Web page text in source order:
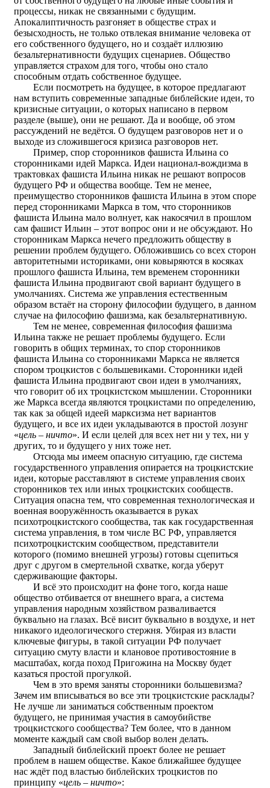
процессы, никак не связанными с будущим.
Апокалиптичность разгоняет в обществе страх и
безысходность, не только отвлекая внимание человека от
его собственного будущего, но и создаёт иллюзию
безальтернативности будущих сценариев. Общество
управляется страхом для того, чтобы оно стало
способным отдать собственное будущее.
Если посмотреть на будущее, в которое предлагают
нам вступить современные западные библейские идеи, то
кризисные ситуации, о которых написано в первом
разделе (выше), они не решают. Да и вообще, об этом
рассуждений не ведётся. О будущем разговоров нет и о
выходе из сложившегося кризиса разговоров нет.
Пример, спор сторонников фашиста Ильина со
сторонниками идей Маркса. Идеи национал-вождизма в
трактовках фашиста Ильина никак не решают вопросов
будущего РФ и общества вообще. Тем не менее,
преимущество сторонников фашиста Ильина в этом споре
перед сторонниками Маркса в том, что сторонников
фашиста Ильина мало волнует, как накосячил в прошлом
сам фашист Ильин – этот вопрос они и не обсуждают. Но
сторонникам Маркса нечего предложить обществу в
решении проблем будущего. Обложившись со всех сторон
авторитетными историками, они ковыряются в косяках
прошлого фашиста Ильина, тем временем сторонники
фашиста Ильина продвигают свой вариант будущего в
умолчаниях. Система же управления естественным
образом встаёт на сторону философии будущего, в данном
случае на философию фашизма, как безальтернативную.
Тем не менее, современная философия фашизма
Ильина также не решает проблемы будущего. Если
говорить в общих терминах, то спор сторонников
фашиста Ильина со сторонниками Маркса не является
спором троцкистов с большевиками. Сторонники идей
фашиста Ильина продвигают свои идеи в умолчаниях,
что говорит об их троцкистском мышлении. Сторонники
же Маркса всегда являются троцкистами по определению,
так как за общей идеей марксизма нет вариантов
будущего, и все их идеи укладываются в простой лозунг
«цель – ничто». И если целей для всех нет ни у тех, ни у
других, то и будущего у них тоже нет.
Отсюда мы имеем опасную ситуацию, где система
государственного управления опирается на троцкистские
идеи, которые расставляют в системе управления своих
сторонников тех или иных троцкистских сообществ.
Ситуация опасна тем, что современная технологическая и
военная вооружённость оказывается в руках
психотроцкистского сообщества, так как государственная
система управления, в том числе ВС РФ, управляется
психотроцкистским сообществом, представители
которого (помимо внешней угрозы) готовы сцепиться
друг с другом в смертельной схватке, когда уберут
сдерживающие факторы.
И всё это происходит на фоне того, когда наше
общество отбивается от внешнего врага, а система
управления народным хозяйством разваливается
буквально на глазах. Всё висит буквально в воздухе, и нет
никакого идеологического стержня. Убирая из власти
ключевые фигуры, в такой ситуации РФ получает
ситуацию смуту власти и клановое противостояние в
масштабах, когда поход Пригожина на Москву будет
казаться простой прогулкой.
Чем в это время заняты сторонники большевизма?
Зачем им вписываться во все эти троцкистские расклады?
Не лучше ли заниматься собственным проектом
будущего, не принимая участия в самоубийстве
троцкистского сообщества? Тем более, что в данном
моменте каждый сам свой выбор волен делать.
Западный библейский проект более не решает
проблем в нашем обществе. Какое ближайшее будущее
нас ждёт под властью библейских троцкистов по
принципу «цель – ничто»: